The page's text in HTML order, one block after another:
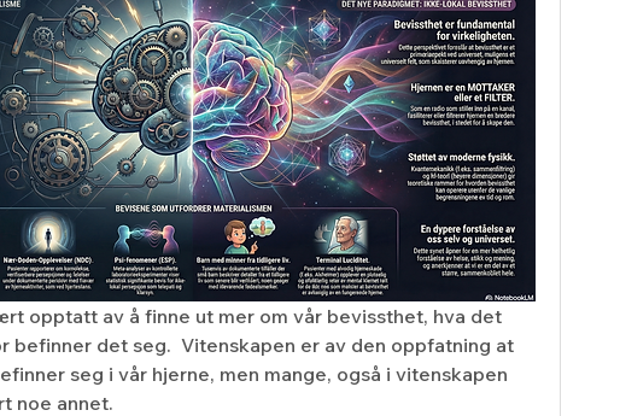
opptatt av å finne ut mer om vår bevissthet, hva det
befinner det seg.  Vitenskapen er av den oppfatning at
seg i vår hjerne, men mange, også i vitenskapen
noe annet.